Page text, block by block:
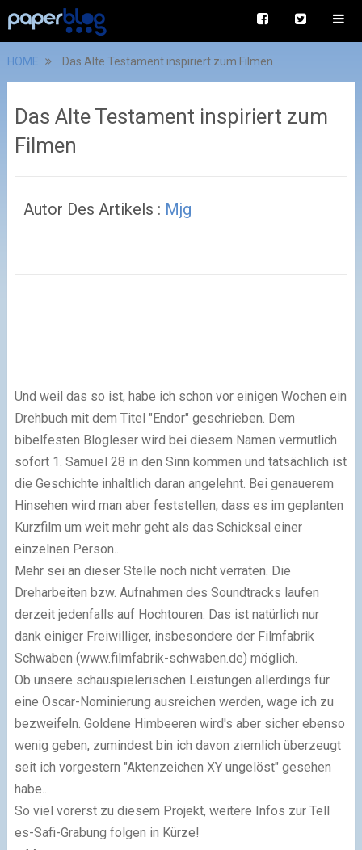
HOME Das Alte Testament inspiriert zum Filmen
Das Alte Testament inspiriert zum
Filmen
Autor Des Artikels : Mjg
Und weil das so ist, habe ich schon vor einigen Wochen ein
Drehbuch mit dem Titel "Endor" geschrieben. Dem
bibelfesten Blogleser wird bei diesem Namen vermutlich
sofort 1. Samuel 28 in den Sinn kommen und tatsächlich ist
die Geschichte inhaltlich daran angelehnt. Bei genauerem
Hinsehen wird man aber feststellen, dass es im geplanten
Kurzfilm um weit mehr geht als das Schicksal einer
einzelnen Person...
Mehr sei an dieser Stelle noch nicht verraten. Die
Dreharbeiten bzw. Aufnahmen des Soundtracks laufen
derzeit jedenfalls auf Hochtouren. Das ist natürlich nur
dank einiger Freiwilliger, insbesondere der Filmfabrik
Schwaben (www.filmfabrik-schwaben.de) möglich.
Ob unsere schauspielerischen Leistungen allerdings für
eine Oscar-Nominierung ausreichen werden, wage ich zu
bezweifeln. Goldene Himbeeren wird's aber sicher ebenso
wenig geben, zumindest bin ich davon ziemlich überzeugt
seit ich vorgestern "Aktenzeichen XY ungelöst" gesehen
habe...
So viel vorerst zu diesem Projekt, weitere Infos zur Tell
es-Safi-Grabung folgen in Kürze!